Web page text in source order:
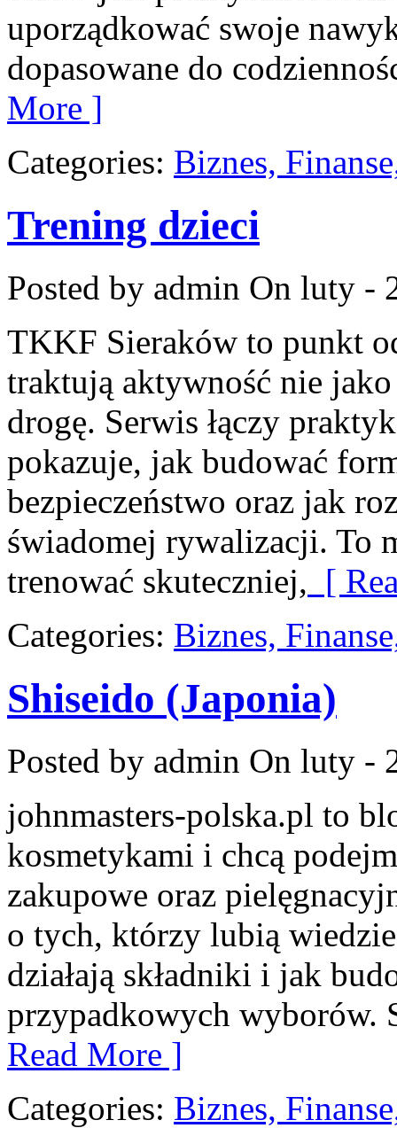
uporządkować swoje
dopasowane do
More ]
Categories: Biznes,
Trening dzieci
Posted by admin On luty -
TKKF Sieraków to punkt
traktują aktywność nie
drogę. Serwis łączy
pokazuje, jak budować
bezpieczeństwo oraz jak
świadomej rywalizacji. To
trenować skuteczniej, [
Categories: Biznes,
Shiseido (Japonia)
Posted by admin On luty -
johnmasters-polska.pl to
kosmetykami i chcą
zakupowe oraz
o tych, którzy lubią
działają składniki i jak
przypadkowych wyborów.
Read More ]
Categories: Biznes,